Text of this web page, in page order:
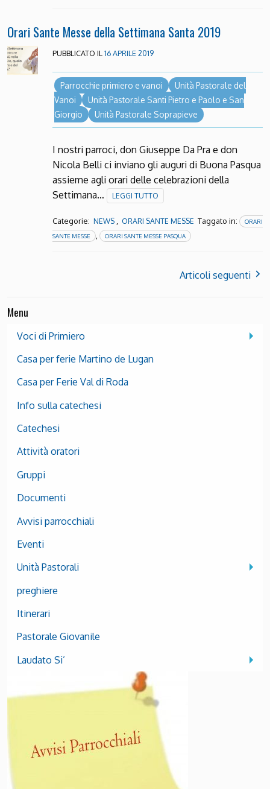
Orari Sante Messe della Settimana Santa 2019
PUBBLICATO IL 16 APRILE 2019
Parrocchie primiero e vanoi
Unità Pastorale del
Vanoi
Unità Pastorale Santi Pietro e Paolo e San
Giorgio
Unità Pastorale Soprapieve
I nostri parroci, don Giuseppe Da Pra e don
Nicola Belli ci inviano gli auguri di Buona Pasqua
assieme agli orari delle celebrazioni della
Settimana…
LEGGI TUTTO
Categorie: NEWS ORARI SANTE MESSE Taggato in:
ORARI
SANTE MESSE
, ORARI SANTE MESSE PASQUA
Articoli seguenti
Menu
Voci di Primiero
Casa per ferie Martino de Lugan
Casa per Ferie Val di Roda
Info sulla catechesi
Catechesi
Attività oratori
Gruppi
Documenti
Avvisi parrocchiali
Eventi
Unità Pastorali
preghiere
Itinerari
Pastorale Giovanile
Laudato Si’